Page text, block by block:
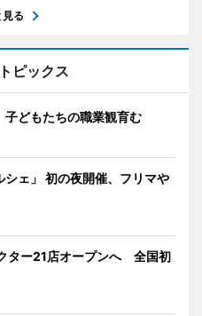
見る
ピックス
どもたちの職業観育む
ェ」 初の夜開催、フリマや
ター21店オープンへ 全国初